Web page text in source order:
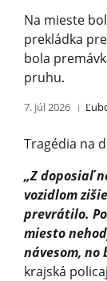
Na mieste
prekládka
bola
pruhu.
7. júl 2026
Tragédia na
„Z doposiaľ
vozidlom
prevrátilo.
miesto
návesom, no
krajská